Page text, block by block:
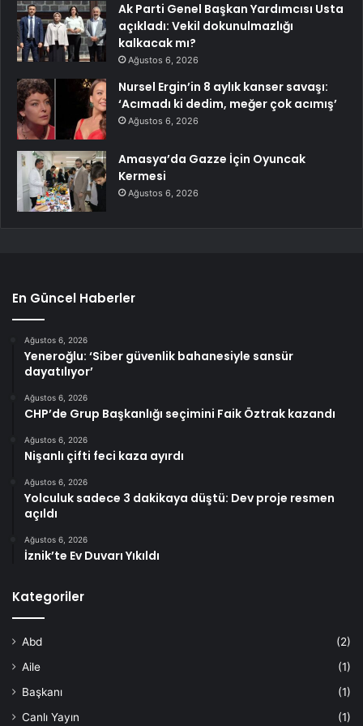
Ak Parti Genel Başkan Yardımcısı Usta
açıkladı: Vekil dokunulmazlığı
kalkacak mı?
Ağustos 6, 2026
Nursel Ergin’in 8 aylık kanser savaşı:
‘Acımadı ki dedim, meğer çok acımış’
Ağustos 6, 2026
Amasya’da Gazze İçin Oyuncak
Kermesi
Ağustos 6, 2026
En Güncel Haberler
Ağustos 6, 2026
Yeneroğlu: ‘Siber güvenlik bahanesiyle sansür
dayatılıyor’
Ağustos 6, 2026
CHP’de Grup Başkanlığı seçimini Faik Öztrak kazandı
Ağustos 6, 2026
Nişanlı çifti feci kaza ayırdı
Ağustos 6, 2026
Yolculuk sadece 3 dakikaya düştü: Dev proje resmen
açıldı
Ağustos 6, 2026
İznik’te Ev Duvarı Yıkıldı
Kategoriler
Abd
(2)
Aile
(1)
Başkanı
(1)
Canlı Yayın
(1)